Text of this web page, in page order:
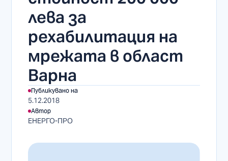
лева за
рехабилитация на
мрежата в област
Варна
Публикувано на
5.12.2018
Автор
ЕНЕРГО-ПРО